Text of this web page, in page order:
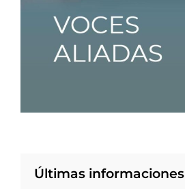
Últimas informaciones